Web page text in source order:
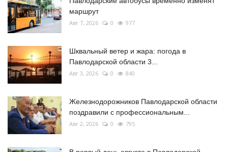
маршрут
Авг 7, 2026 0 977
Шквальный ветер и жара: погода в
Павлодарской области 3...
Авг 3, 2026 0 840
Железнодорожников Павлодарской области
поздравили с профессиональным...
Авг 2, 2026 0 795